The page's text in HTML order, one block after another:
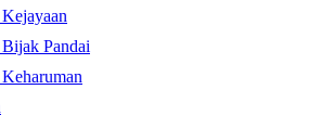
Pandai